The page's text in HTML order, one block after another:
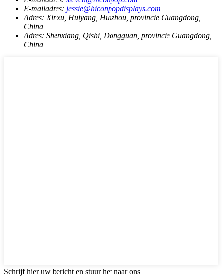
E-mailadres: jessie@hiconpopdisplays.com
Adres: Xinxu, Huiyang, Huizhou, provincie Guangdong,
China
Adres: Shenxiang, Qishi, Dongguan, provincie Guangdong,
China
Schrijf hier uw bericht en stuur het naar ons